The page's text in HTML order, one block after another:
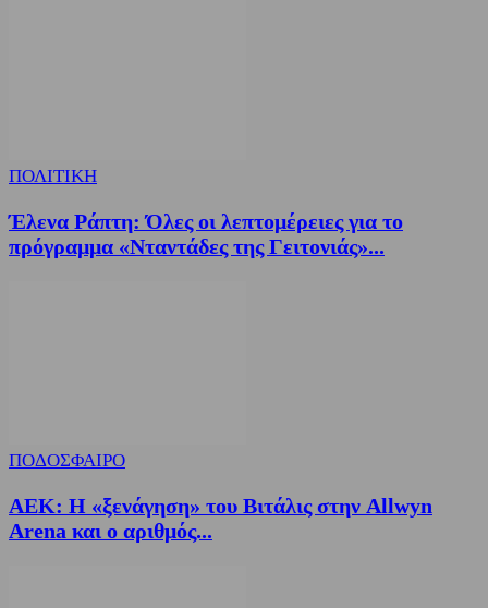
ΠΟΛΙΤΙΚΗ
Έλενα Ράπτη: Όλες οι λεπτομέρειες για το
πρόγραμμα «Νταντάδες της Γειτονιάς»...
ΠΟΔΟΣΦΑΙΡΟ
ΑΕΚ: Η «ξενάγηση» του Βιτάλις στην Allwyn
Arena και ο αριθμός...